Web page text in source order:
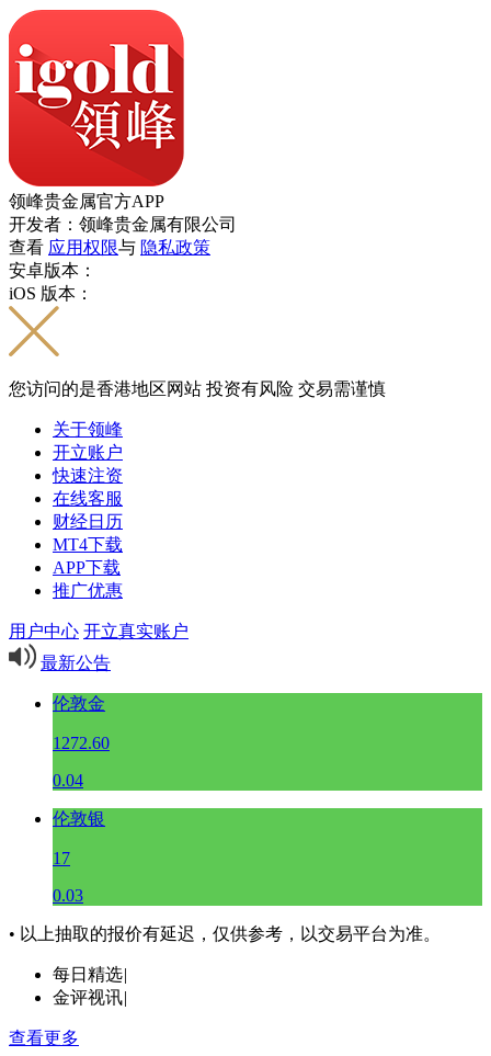
领峰贵金属官方APP
开发者：领峰贵金属有限公司
查看 应用权限与 隐私政策
安卓版本：
iOS 版本：
您访问的是香港地区网站 投资有风险 交易需谨慎
关于领峰
开立账户
快速注资
在线客服
财经日历
MT4下载
APP下载
推广优惠
用户中心 开立真实账户
最新公告
伦敦金
1272.60
0.04
伦敦银
17
0.03
• 以上抽取的报价有延迟，仅供参考，以交易平台为准。
每日精选|
金评视讯|
查看更多